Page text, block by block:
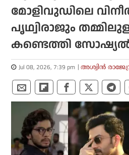
മോളിവുഡിലെ
പൃഥ്വിരാജും
കണ്ടെത്തി സോഷ്യല്‍
Jul 08, 2026, 7:39 pm അശ്വിന്‍